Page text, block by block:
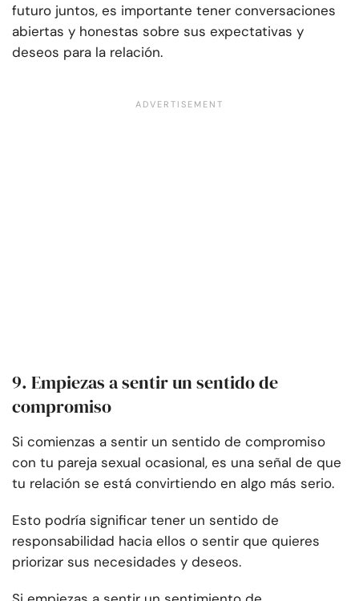
futuro juntos, es importante tener conversaciones
abiertas y honestas sobre sus expectativas y
deseos para la relación.
9. Empiezas a sentir un sentido de
compromiso
Si comienzas a sentir un sentido de compromiso
con tu pareja sexual ocasional, es una señal de que
tu relación se está convirtiendo en algo más serio.
Esto podría significar tener un sentido de
responsabilidad hacia ellos o sentir que quieres
priorizar sus necesidades y deseos.